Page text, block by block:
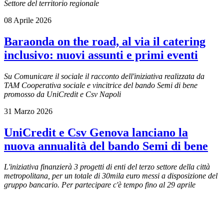
Settore del territorio regionale
08 Aprile 2026
Baraonda on the road, al via il catering
inclusivo: nuovi assunti e primi eventi
Su Comunicare il sociale il racconto dell'iniziativa realizzata da
TAM Cooperativa sociale e vincitrice del bando Semi di bene
promosso da UniCredit e Csv Napoli
31 Marzo 2026
UniCredit e Csv Genova lanciano la
nuova annualità del bando Semi di bene
L'iniziativa finanzierà 3 progetti di enti del terzo settore della città
metropolitana, per un totale di 30mila euro messi a disposizione del
gruppo bancario. Per partecipare c'è tempo fino al 29 aprile